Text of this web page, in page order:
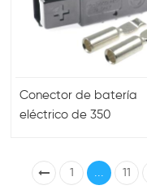
Conector de batería
eléctrico de 350
1 ... 11